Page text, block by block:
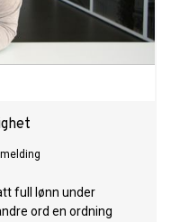
full lønn under
ord en ordning